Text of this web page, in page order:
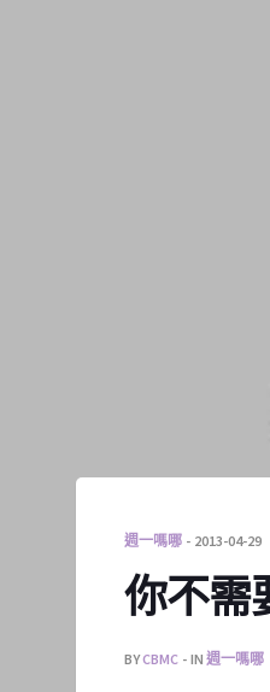
週一嗎哪 2013-04-29
你不需
BYCBMC IN 週一嗎哪